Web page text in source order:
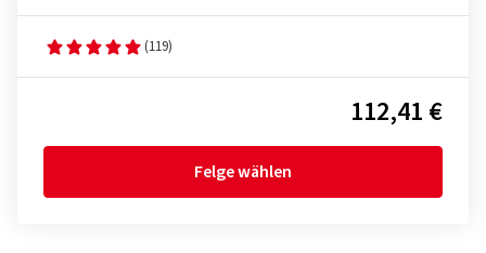
(119)
112,41 €
Felge wählen